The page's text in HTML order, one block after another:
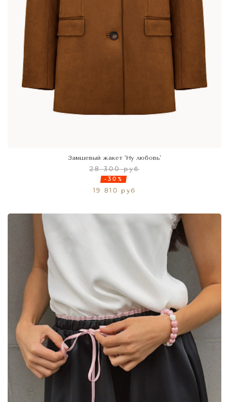
Замшевый жакет 'Ну любовь'
28 300 руб
-30%
19 810 руб